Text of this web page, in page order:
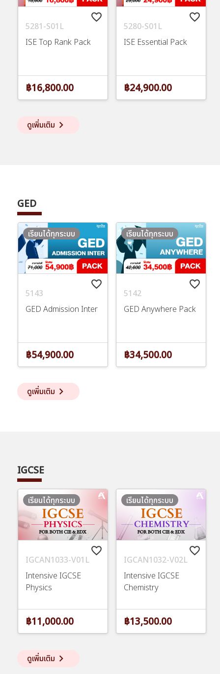
ดูเพิ่มเติม keyboard_arrow_right
favorite_border
5281-S01L
ISE Top Rank Pack
฿16,800.00
favorite_border
5280-S01L
ISE Essential Pack
฿24,900.00
GED
ดูเพิ่มเติม keyboard_arrow_right
favorite_border
5143
GED Admission Inter
เรียนได้ทุกระบบ
฿54,900.00
favorite_border
5142
GED Anywhere Pack
เรียนได้ทุกระบบ
฿34,500.00
IGCSE
ดูเพิ่มเติม keyboard_arrow_right
favorite_border
IGCAN1033-V01L
Intensive IGCSE
Physics
เรียนได้ทุกระบบ
฿11,000.00
favorite_border
IGCAN1032-V02L
Intensive IGCSE
Chemistry
เรียนได้ทุกระบบ
฿13,500.00